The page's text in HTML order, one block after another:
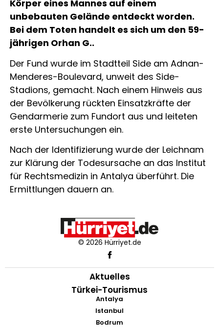
Körper eines Mannes auf einem
unbebauten Gelände entdeckt worden.
Bei dem Toten handelt es sich um den 59-
jährigen Orhan G..
Der Fund wurde im Stadtteil Side am Adnan-
Menderes-Boulevard, unweit des Side-
Stadions, gemacht. Nach einem Hinweis aus
der Bevölkerung rückten Einsatzkräfte der
Gendarmerie zum Fundort aus und leiteten
erste Untersuchungen ein.
Nach der Identifizierung wurde der Leichnam
zur Klärung der Todesursache an das Institut
für Rechtsmedizin in Antalya überführt. Die
Ermittlungen dauern an.
© 2026 Hürriyet.de
Aktuelles
Türkei-Tourismus
Antalya
Istanbul
Bodrum